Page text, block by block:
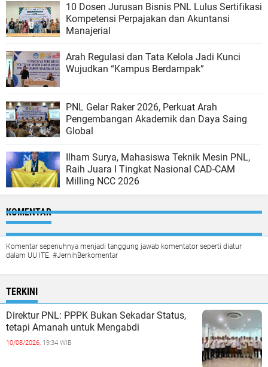
10 Dosen Jurusan Bisnis PNL Lulus Sertifikasi
Kompetensi Perpajakan dan Akuntansi
Manajerial
Arah Regulasi dan Tata Kelola Jadi Kunci
Wujudkan “Kampus Berdampak”
PNL Gelar Raker 2026, Perkuat Arah
Pengembangan Akademik dan Daya Saing
Global
Ilham Surya, Mahasiswa Teknik Mesin PNL,
Raih Juara I Tingkat Nasional CAD-CAM
Milling NCC 2026
KOMENTAR
Komentar sepenuhnya menjadi tanggung jawab komentator seperti diatur
dalam UU ITE. #JernihBerkomentar
TERKINI
Direktur PNL: PPPK Bukan Sekadar Status,
tetapi Amanah untuk Mengabdi
10/08/2026, 19:34 WIB